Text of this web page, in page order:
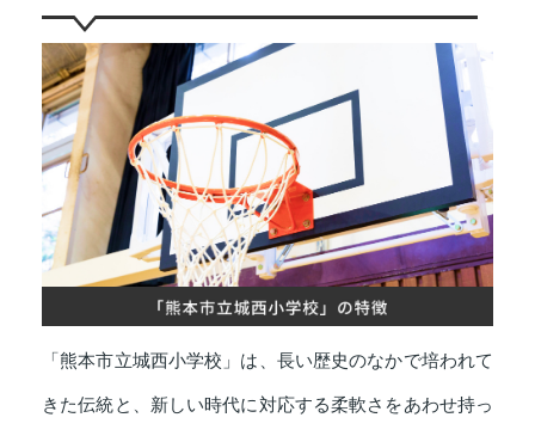
「熊本市立城西小学校」は、長い歴史のなかで培われて
きた伝統と、新しい時代に対応する柔軟さをあわせ持っ